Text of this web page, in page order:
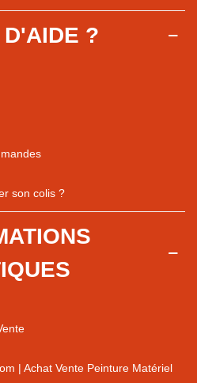
du magasin
Chez vous, Point relais, Retrait magasin
?
son colis ?
| Achat Vente Peinture Matériel